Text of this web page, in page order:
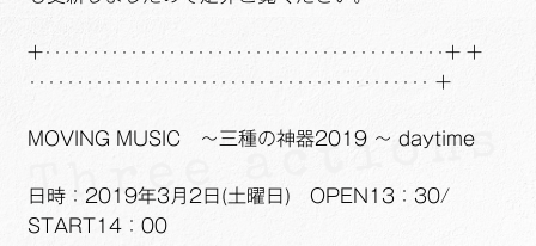
+‥‥‥‥‥‥‥‥‥‥‥‥‥‥‥‥‥‥‥‥‥+ +
‥‥‥‥‥‥‥‥‥‥‥‥‥‥‥‥‥‥‥‥‥ +
MOVING MUSIC ～三種の神器2019 ～ daytime
日時：2019年3月2日(土曜日) OPEN13：30/
START14：00